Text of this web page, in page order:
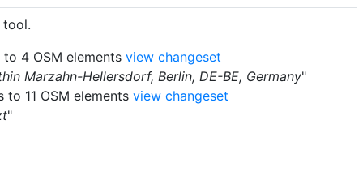
tool.
4 OSM elements view changeset
Marzahn-Hellersdorf, Berlin, DE-BE, Germany"
11 OSM elements view changeset
"